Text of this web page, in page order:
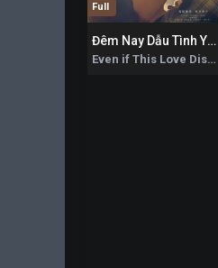
Full
6.4
Đêm Nay Dẫu Tình Yêu Này Biến Mất Khỏi Thế Gian
Even if This Love Disappears from the World Tonight 2022